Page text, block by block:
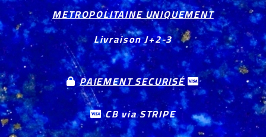
METROPOLITAINE UNIQUEMENT
Livraison J+2-3
PAIEMENT SECURISÉ 
CB via STRIPE